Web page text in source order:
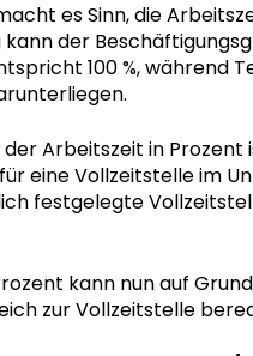
es Sinn, die
der
100 %, während
Arbeitszeit in Prozent
eine Vollzeitstelle im
festgelegte
kann nun auf
zur Vollzeitstelle